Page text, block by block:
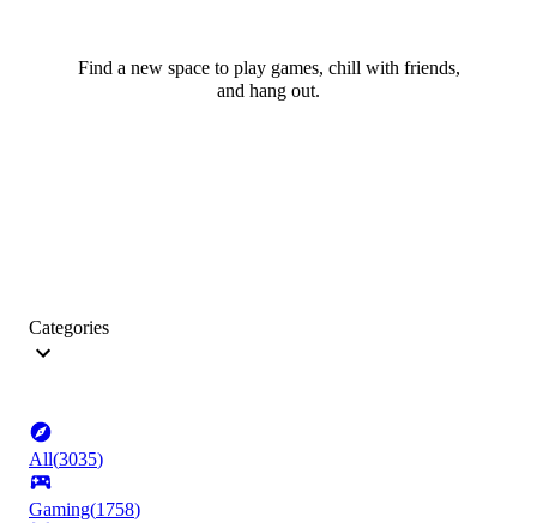
Find a new space to play games, chill with friends,
and hang out.
Categories
All(3035)
Gaming(1758)